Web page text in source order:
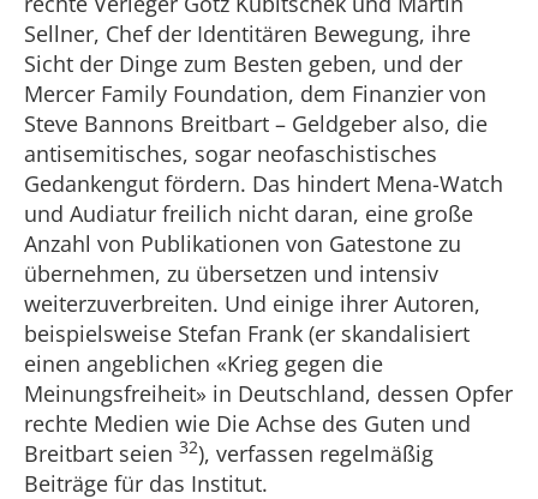
Sellner, Chef der Identitären Bewegung, ihre
Sicht der Dinge zum Besten geben, und der
Mercer Family Foundation, dem Finanzier von
Steve Bannons Breitbart – Geldgeber also, die
antisemitisches, sogar neofaschistisches
Gedankengut fördern. Das hindert Mena-Watch
und Audiatur freilich nicht daran, eine große
Anzahl von Publikationen von Gatestone zu
übernehmen, zu übersetzen und intensiv
weiterzuverbreiten. Und einige ihrer Autoren,
beispielsweise Stefan Frank (er skandalisiert
einen angeblichen «Krieg gegen die
Meinungsfreiheit» in Deutschland, dessen Opfer
rechte Medien wie Die Achse des Guten und
Breitbart seien 32), verfassen regelmäßig
Beiträge für das Institut.